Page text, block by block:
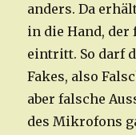
anders. Da
in die Hand, der
eintritt. So darf
Fakes, also
aber falsche
des Mikrofons